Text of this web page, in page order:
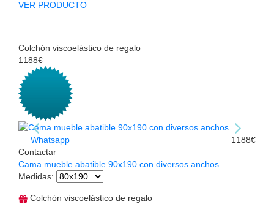
VER PRODUCTO
Colchón viscoelástico de regalo
1188€
Whatsapp
Contactar
1188€
Cama mueble abatible 90x190 con diversos anchos
Medidas:
Colchón viscoelástico de regalo